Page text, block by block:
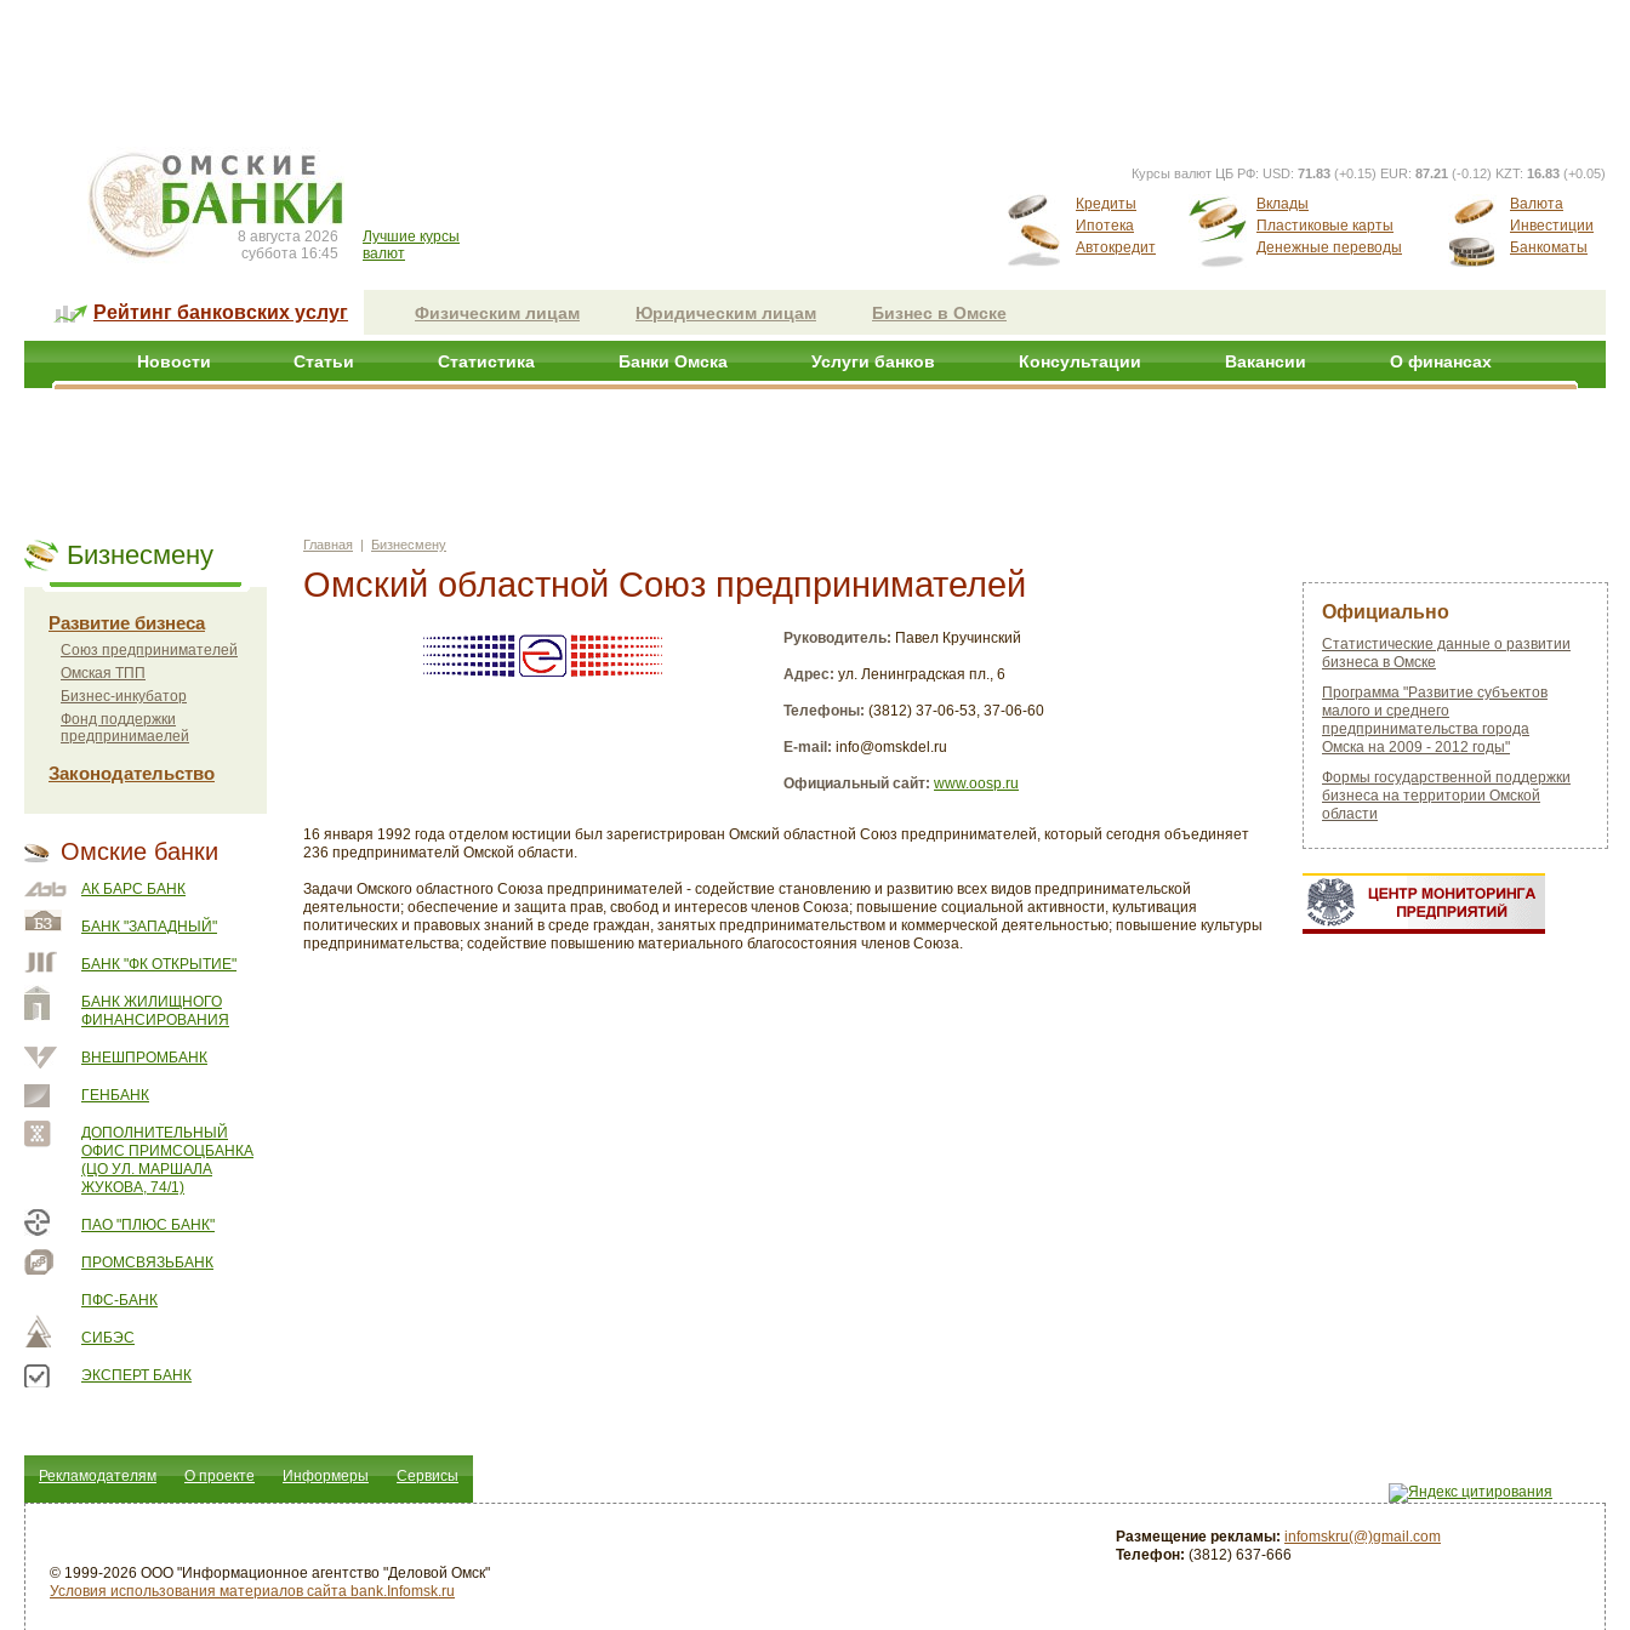
8 августа 2026
суббота 16:45
Лучшие курсы
валют
Курсы валют ЦБ РФ: USD: 71.83 (+0.15) EUR: 87.21 (-0.12) KZT: 16.83 (+0.05)
Кредиты
Ипотека
Автокредит
Вклады
Пластиковые карты
Денежные переводы
Валюта
Инвестиции
Банкоматы
Рейтинг банковских услуг Физическим лицам Юридическим лицам Бизнес в Омске
Новости Статьи Статистика Банки Омска Услуги банков Консультации Вакансии О финансах
Бизнесмену
Развитие бизнеса
Союз предпринимателей
Омская ТПП
Бизнес-инкубатор
Фонд поддержки
предпринимаелей
Законодательство
Омские банки
АК БАРС БАНК
БАНК "ЗАПАДНЫЙ"
БАНК "ФК ОТКРЫТИЕ"
БАНК ЖИЛИЩНОГО
ФИНАНСИРОВАНИЯ
ВНЕШПРОМБАНК
ГЕНБАНК
ДОПОЛНИТЕЛЬНЫЙ
ОФИС ПРИМСОЦБАНКА
(ЦО УЛ. МАРШАЛА
ЖУКОВА, 74/1)
ПАО "ПЛЮС БАНК"
ПРОМСВЯЗЬБАНК
ПФС-БАНК
СИБЭС
ЭКСПЕРТ БАНК
Главная | Бизнесмену
Омский областной Союз предпринимателей
Руководитель: Павел Кручинский
Адрес: ул. Ленинградская пл., 6
Телефоны: (3812) 37-06-53, 37-06-60
E-mail: info@omskdel.ru
Официальный сайт: www.oosp.ru
16 января 1992 года отделом юстиции был зарегистрирован Омский областной Союз предпринимателей, который сегодня объединяет
236 предпринимателй Омской области.
Задачи Омского областного Союза предпринимателей - содействие становлению и развитию всех видов предпринимательской
деятельности; обеспечение и защита прав, свобод и интересов членов Союза; повышение социальной активности, культивация
политических и правовых знаний в среде граждан, занятых предпринимательством и коммерческой деятельностью; повышение культуры
предпринимательства; содействие повышению материального благосостояния членов Союза.
Официально
Статистические данные о развитии
бизнеса в Омске
Программа "Развитие субъектов
малого и среднего
предпринимательства города
Омска на 2009 - 2012 годы"
Формы государственной поддержки
бизнеса на территории Омской
области
Рекламодателям О проекте Информеры Сервисы
© 1999-2026 ООО "Информационное агентство "Деловой Омск"
Условия использования материалов сайта bank.Infomsk.ru
Размещение рекламы: infomskru(@)gmail.com
Телефон: (3812) 637-666